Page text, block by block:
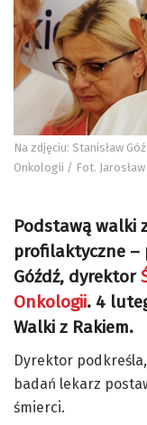
Na zdjęciu: Stanisław
Onkologii / Fot.
Podstawą walki
profilaktyczne –
Góźdź, dyrektor
Onkologii. 4
Walki z Rakiem.
Dyrektor
badań lekarz
śmierci.